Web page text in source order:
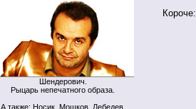
Шендерович.
Рыцарь непечатного образа.
А также: Носик, Мошков, Лебедев,